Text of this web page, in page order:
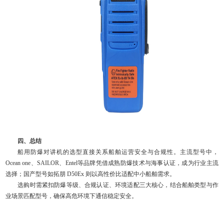
四、总结
船用防爆对讲机的选型直接关系船舶运营安全与合规性。主流型号中，
Ocean one、SAILOR、Entel等品牌凭借成熟防爆技术与海事认证，成为行业主流
选择；国产型号如拓朋 D50Ex 则以高性价比适配中小船舶需求。
选购时需紧扣防爆等级、合规认证、环境适配三大核心，结合船舶类型与作
业场景匹配型号，确保高危环境下通信稳定安全。